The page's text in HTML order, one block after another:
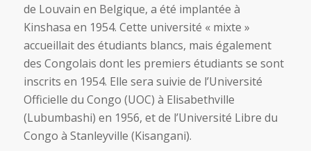
de Louvain en Belgique, a été implantée à
Kinshasa en 1954. Cette université « mixte »
accueillait des étudiants blancs, mais également
des Congolais dont les premiers étudiants se sont
inscrits en 1954. Elle sera suivie de l’Université
Officielle du Congo (UOC) à Elisabethville
(Lubumbashi) en 1956, et de l’Université Libre du
Congo à Stanleyville (Kisangani).